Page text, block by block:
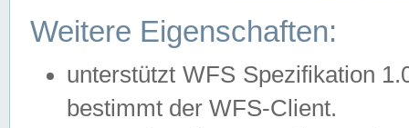
Weitere Eigenschaften:
unterstützt WFS Spezifikation
bestimmt der WFS-Client.